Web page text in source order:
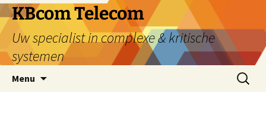
Ga
naar
de
inhoud
KBcom Telecom
Uw specialist in complexe & kritische
systemen
Menu
Zoeken
naar: